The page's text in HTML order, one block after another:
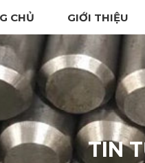
CHỦ GIỚI THIỆU
TIN